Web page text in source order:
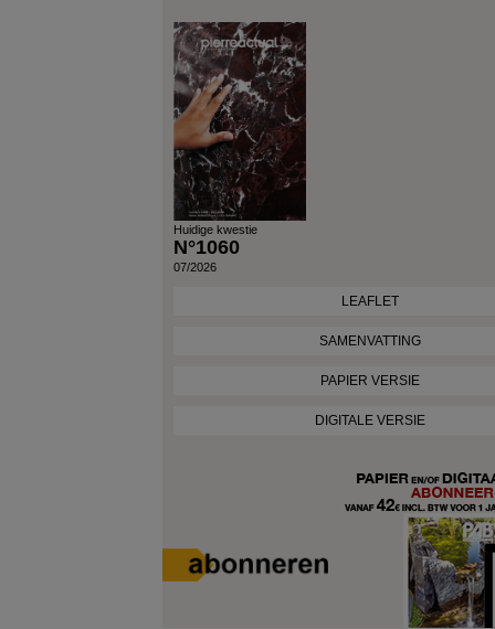
Huidige kwestie
N°1060
07/2026
LEAFLET
SAMENVATTING
PAPIER VERSIE
DIGITALE VERSIE